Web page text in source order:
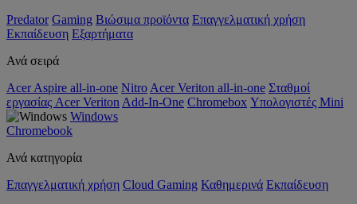
Predator Gaming Βιώσιμα προϊόντα Επαγγελματική χρήση
Εκπαίδευση Εξαρτήματα
Ανά σειρά
Acer Aspire all-in-one Nitro Acer Veriton all-in-one Σταθμοί
εργασίας Acer Veriton Add-In-One Chromebox Υπολογιστές Mini
Windows
Chromebook
Ανά κατηγορία
Επαγγελματική χρήση Cloud Gaming Καθημερινά Εκπαίδευση